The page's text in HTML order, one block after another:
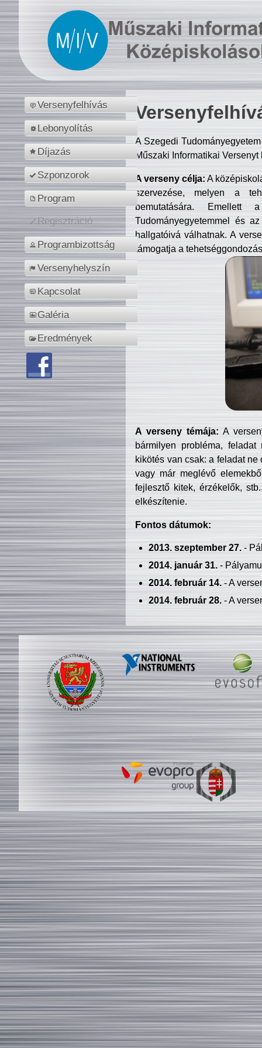
Versenyfelhívás
Lebonyolítás
Díjazás
Szponzorok
Program
Regisztráció
Programbizottság
Versenyhelyszín
Kapcsolat
Galéria
Eredmények
A Szegedi
Műszaki Informatikai
A verseny célja: A
szervezése, melyen a
bemutatására. Emellett
Tudományegyetemmel és
hallgatóivá válhatnak. A
támogatja a
A verseny témája: A
bármilyen probléma, feladat
kikötés van csak: a feladat
vagy már meglévő
fejlesztő kitek, érzékelők,
elkészítenie.
Fontos dátumok:
2013. szeptember 27.-
2014. január 31.-
2014. február 14.- A
2014. február 28.- A